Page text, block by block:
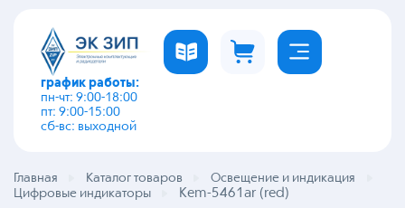
график работы:
пн-чт: 9:00-18:00
пт: 9:00-15:00
сб-вс: выходной
Главная Каталог товаров
Освещение и индикация
Цифровые индикаторы
Kem-5461ar (red)